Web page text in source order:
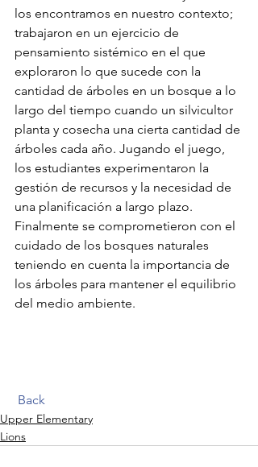
los encontramos en nuestro contexto;
trabajaron en un ejercicio de
pensamiento sistémico en el que
exploraron lo que sucede con la
cantidad de árboles en un bosque a lo
largo del tiempo cuando un silvicultor
planta y cosecha una cierta cantidad de
árboles cada año. Jugando el juego,
los estudiantes experimentaron la
gestión de recursos y la necesidad de
una planificación a largo plazo.
Finalmente se comprometieron con el
cuidado de los bosques naturales
teniendo en cuenta la importancia de
los árboles para mantener el equilibrio
del medio ambiente.
Back
Upper Elementary
Lions